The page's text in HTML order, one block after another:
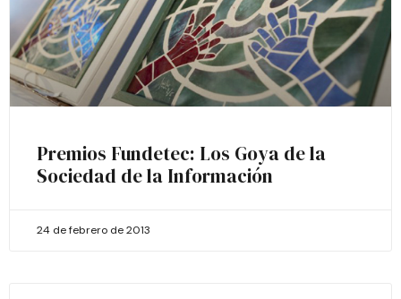
Premios Fundetec: Los Goya de la
Sociedad de la Información
24 de febrero de 2013